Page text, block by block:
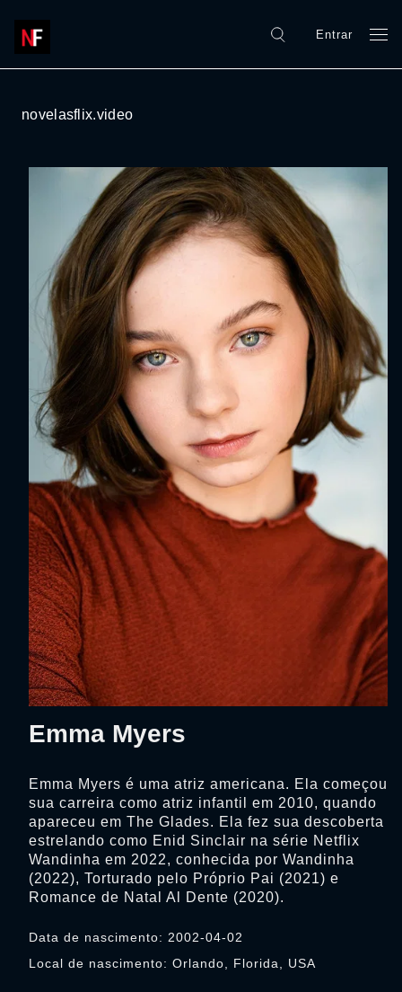
Entrar
novelasflix.video
Emma Myers
Data de nascimento: 2002-04-02
Local de nascimento: Orlando, Florida, USA
Emma Myers é uma atriz americana. Ela começou
sua carreira como atriz infantil em 2010, quando
apareceu em The Glades. Ela fez sua descoberta
estrelando como Enid Sinclair na série Netflix
Wandinha em 2022, conhecida por Wandinha
(2022), Torturado pelo Próprio Pai (2021) e
Romance de Natal Al Dente (2020).